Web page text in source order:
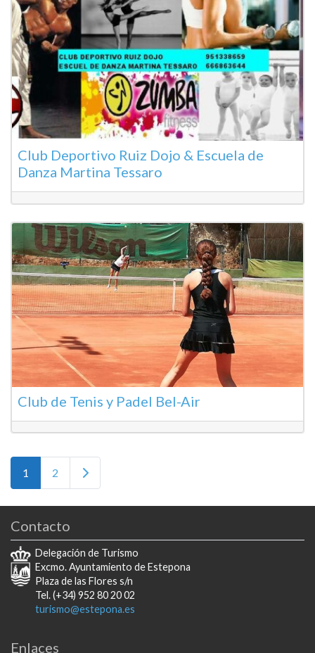
Club Deportivo Ruiz Dojo & Escuela de
Danza Martina Tessaro
Club de Tenis y Padel Bel-Air
Posts navigation
1 2 Entradas anteriores
Contacto
Delegación de Turismo
Excmo. Ayuntamiento de Estepona
Plaza de las Flores s/n
Tel. (+34) 952 80 20 02
turismo@estepona.es
Enlaces